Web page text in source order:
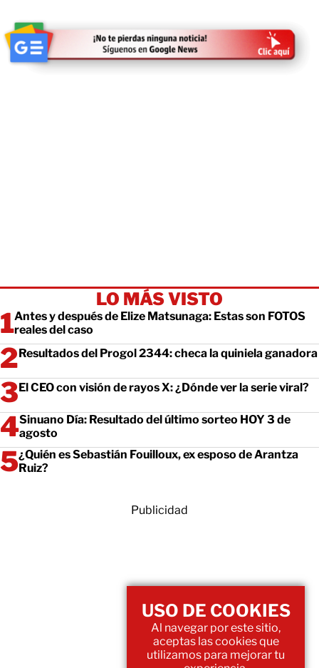
LO MÁS VISTO
Antes y después de Elize Matsunaga: Estas son FOTOS
reales del caso
Resultados del Progol 2344: checa la quiniela ganadora
El CEO con visión de rayos X: ¿Dónde ver la serie viral?
Sinuano Día: Resultado del último sorteo HOY 3 de
agosto
¿Quién es Sebastián Fouilloux, ex esposo de Arantza
Ruiz?
Publicidad
USO DE COOKIES
Al navegar por este sitio,
aceptas las cookies que
utilizamos para mejorar tu